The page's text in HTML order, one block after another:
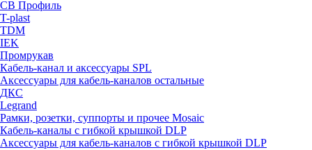
СВ Профиль
T-plast
TDM
IEK
Промрукав
Кабель-канал и аксессуары SPL
Аксессуары для кабель-каналов остальные
ДКС
Legrand
Рамки, розетки, суппорты и прочее Mosaic
Кабель-каналы с гибкой крышкой DLP
Аксессуары для кабель-каналов с гибкой крышкой DLP